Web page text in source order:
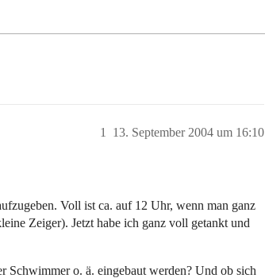
13. September 2004 um 16:10
1
Voll ist ca. auf 12 Uhr, wenn man ganz
Zeiger). Jetzt habe ich ganz voll getankt und
Schwimmer o. ä. eingebaut werden? Und ob sich